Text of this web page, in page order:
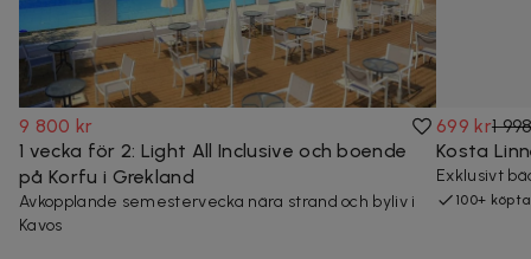
9 800 kr
1 vecka för 2: Light All Inclusive och boende
på Korfu i Grekland
Avkopplande semestervecka nära strand och byliv i
Kavos
699 kr1
Kosta
Exklusivt
100+ köpta